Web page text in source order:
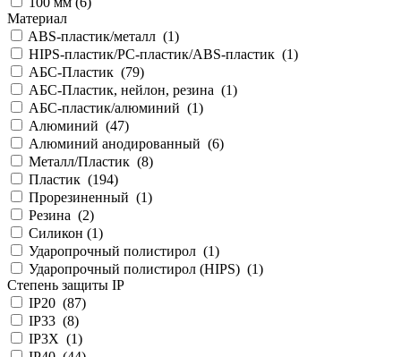
Материал
ABS-пластик/металл (1)
HIPS-пластик/PC-пластик/ABS-пластик (1)
АБС-Пластик (79)
АБС-Пластик, нейлон, резина (1)
АБС-пластик/алюминий (1)
Алюминий (47)
Алюминий анодированный (6)
Металл/Пластик (8)
Пластик (194)
Прорезиненный (1)
Резина (2)
Силикон (1)
Ударопрочный полистирол (1)
Ударопрочный полистирол (HIPS) (1)
Степень защиты IP
IP20 (87)
IP33 (8)
IP3X (1)